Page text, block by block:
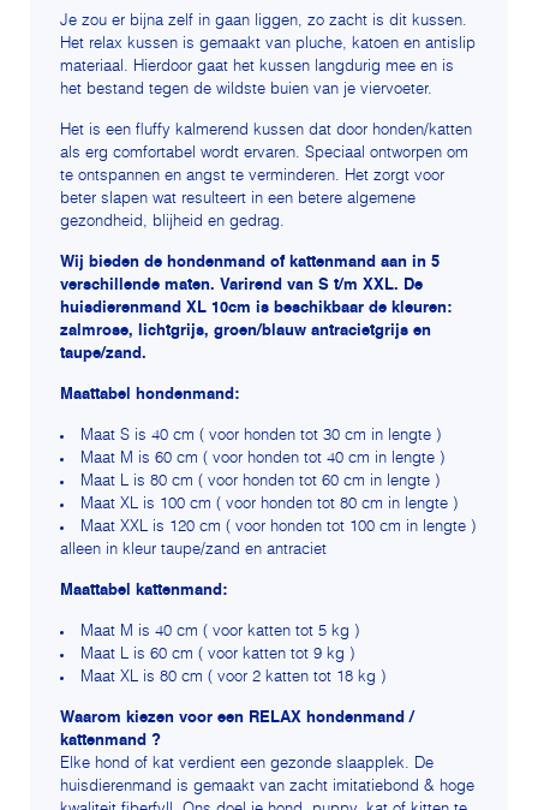
Je zou er bijna zelf in gaan liggen, zo zacht is dit kussen.
Het relax kussen is gemaakt van pluche, katoen en antislip
materiaal. Hierdoor gaat het kussen langdurig mee en is
het bestand tegen de wildste buien van je viervoeter.
Het is een fluffy kalmerend kussen dat door honden/katten
als erg comfortabel wordt ervaren. Speciaal ontworpen om
te ontspannen en angst te verminderen. Het zorgt voor
beter slapen wat resulteert in een betere algemene
gezondheid, blijheid en gedrag.
Wij bieden de hondenmand of kattenmand aan in 5
verschillende maten. Varirend van S t/m XXL. De
huisdierenmand XL 10cm is beschikbaar de kleuren:
zalmrose, lichtgrijs, groen/blauw antracietgrijs en
taupe/zand.
Maattabel hondenmand:
Maat S is 40 cm ( voor honden tot 30 cm in lengte )
Maat M is 60 cm ( voor honden tot 40 cm in lengte )
Maat L is 80 cm ( voor honden tot 60 cm in lengte )
Maat XL is 100 cm ( voor honden tot 80 cm in lengte )
Maat XXL is 120 cm ( voor honden tot 100 cm in lengte )
alleen in kleur taupe/zand en antraciet
Maattabel kattenmand:
Maat M is 40 cm ( voor katten tot 5 kg )
Maat L is 60 cm ( voor katten tot 9 kg )
Maat XL is 80 cm ( voor 2 katten tot 18 kg )
Waarom kiezen voor een RELAX hondenmand /
kattenmand ?
Elke hond of kat verdient een gezonde slaapplek. De
huisdierenmand is gemaakt van zacht imitatiebond & hoge